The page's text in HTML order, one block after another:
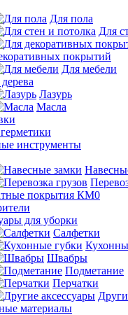
Для пола
Для
покрытий
Для мебели
Лазурь
Масла
инструменты
покрытия КМ0
для уборки
Салфетки
Швабры
Подметание
Перчатки
материалы